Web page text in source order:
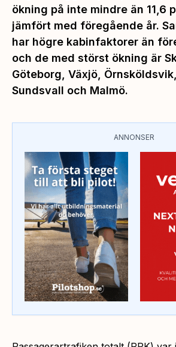
ökning på inte mindre än 11,6
jämfört med föregående år.
har högre kabinfaktorer än
och de med störst ökning är
Göteborg, Växjö,
Sundsvall och Malmö.
ANNONSER